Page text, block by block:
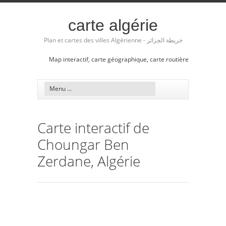
carte algérie
Plan et cartes des villes Algérienne - خريطة الجزائر
Map interactif, carte géographique, carte routière
Carte interactif de
Choungar Ben
Zerdane, Algérie